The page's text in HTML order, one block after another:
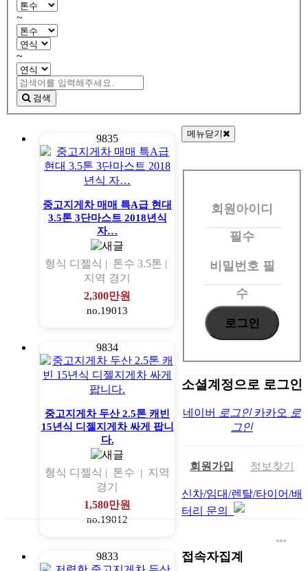
~
~
검색
9835
중고지게차 매매 특A급 현대
3.5톤 3단마스트 2018년식
자…
형식 디젤식 | 톤수 3.5톤 |
지역 경기
2,300만원
no.19013
9834
중고지게차 두산 2.5톤 캐빈
15년식 디젤지게차 싸게 팝니
다.
형식 디젤식 | 톤수 | 지역
경기
1,580만원
no.19012
9833
메뉴닫기
회
회원아이디
필수
비밀번호 필
수
소셜계정으로 로그인
네이버 로그인 카카오 로
그인
회원가입 정보찾기
신차/임대/렌탈/타이어/배
터리 문의
접속자집계